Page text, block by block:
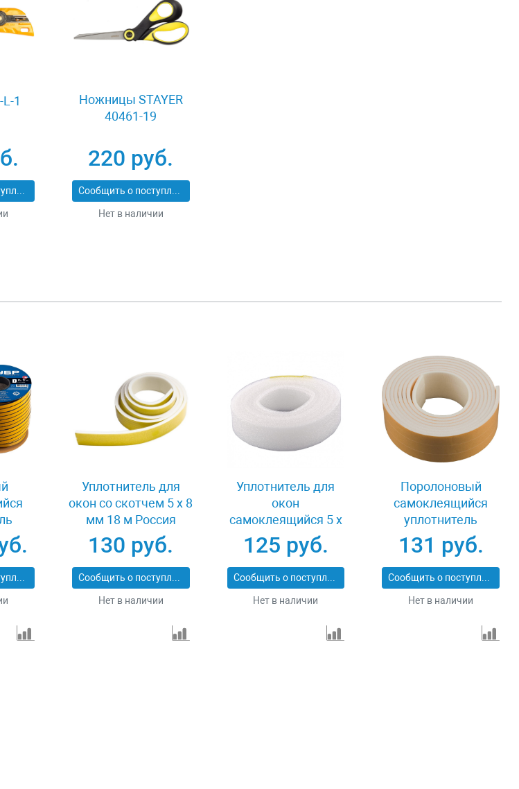
1
Сообщить о поступлении
Ножницы STAYER
40461-19
220 руб.
Сообщить о поступлении
Нет в наличии
мм
14-
Сообщить о поступлении
Уплотнитель для
окон со скотчем 5 х 8
мм 18 м Россия
Сибртех 93855
130 руб.
Сообщить о поступлении
Нет в наличии
Уплотнитель для
окон
самоклеящийся 5 х
16 мм 12 м Россия
Сибртех 93843
125 руб.
Сообщить о поступлении
Нет в наличии
Поролоновый
самоклеящийся
уплотнитель
прямоугольный 16x5
мм 9 м РОССИЯ
40901-05-16
131 руб.
Сообщить о поступлении
Нет в наличии